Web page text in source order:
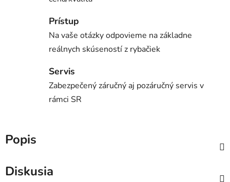
Prístup
Na vaše otázky odpovieme na základne
reálnych skúseností z rybačiek
Servis
Zabezpečený záručný aj pozáručný servis v
rámci SR
Popis
Diskusia